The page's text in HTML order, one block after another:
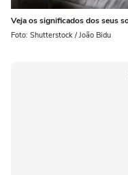
Veja os significados dos seus
Foto: Shutterstock / João Bidu